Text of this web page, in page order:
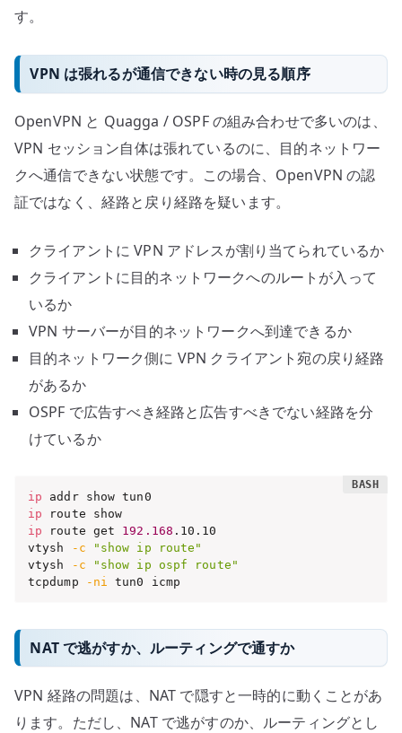
す。
VPN は張れるが通信できない時の見る順序
OpenVPN と Quagga / OSPF の組み合わせで多いのは、
VPN セッション自体は張れているのに、目的ネットワー
クへ通信できない状態です。この場合、OpenVPN の認
証ではなく、経路と戻り経路を疑います。
クライアントに VPN アドレスが割り当てられているか
クライアントに目的ネットワークへのルートが入って
いるか
VPN サーバーが目的ネットワークへ到達できるか
目的ネットワーク側に VPN クライアント宛の戻り経路
があるか
OSPF で広告すべき経路と広告すべきでない経路を分
けているか
ip
ip
ip route get 192.168 .10.10
vtysh
-c
"show ip route"
vtysh
-c
"show ip ospf route"
tcpdump
-ni tun0 icmp
NAT で逃がすか、ルーティングで通すか
VPN 経路の問題は、NAT で隠すと一時的に動くことがあ
ります。ただし、NAT で逃がすのか、ルーティングとし